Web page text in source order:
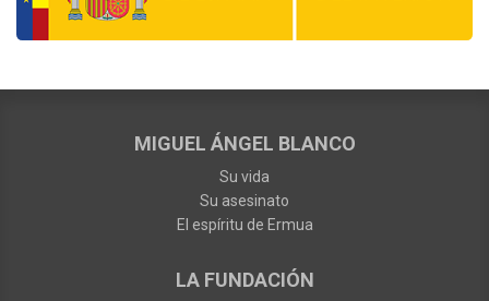
MIGUEL ÁNGEL BLANCO
Su vida
Su asesinato
El espíritu de Ermua
LA FUNDACIÓN